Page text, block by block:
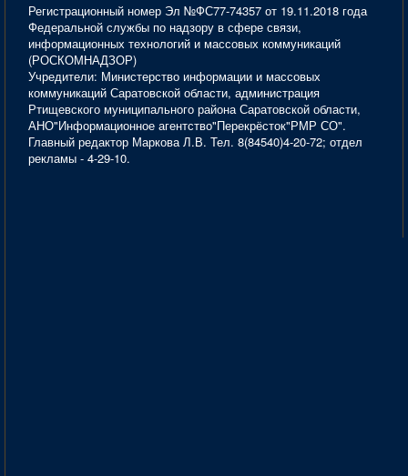
Регистрационный номер Эл №ФС77-74357 от 19.11.2018 года
Федеральной службы по надзору в сфере связи,
информационных технологий и массовых коммуникаций
(РОСКОМНАДЗОР)
Учредители: Министерство информации и массовых
коммуникаций Саратовской области, администрация
Ртищевского муниципального района Саратовской области,
АНО"Информационное агентство"Перекрёсток"РМР СО".
Главный редактор Маркова Л.В. Тел. 8(84540)4-20-72; отдел
рекламы - 4-29-10.